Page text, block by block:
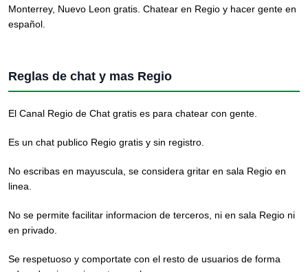
Monterrey, Nuevo Leon gratis. Chatear en Regio y hacer gente en
español.
Reglas de chat y mas Regio
El Canal Regio de Chat gratis es para chatear con gente.
Es un chat publico Regio gratis y sin registro.
No escribas en mayuscula, se considera gritar en sala Regio en
linea.
No se permite facilitar informacion de terceros, ni en sala Regio ni
en privado.
Se respetuoso y comportate con el resto de usuarios de forma